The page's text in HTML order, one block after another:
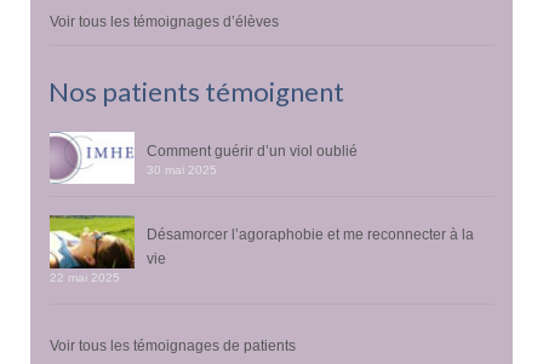
Voir tous les témoignages d’élèves
Nos patients témoignent
Comment guérir d’un viol oublié
30 mai 2025
Désamorcer l’agoraphobie et me reconnecter à la
vie
22 mai 2025
Voir tous les témoignages de patients